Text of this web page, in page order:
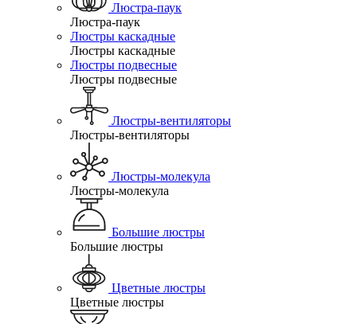
Люстра-паук
Люстра-паук
Люстры каскадные
Люстры каскадные
Люстры подвесные
Люстры подвесные
Люстры-вентиляторы
Люстры-вентиляторы
Люстры-молекула
Люстры-молекула
Большие люстры
Большие люстры
Цветные люстры
Цветные люстры